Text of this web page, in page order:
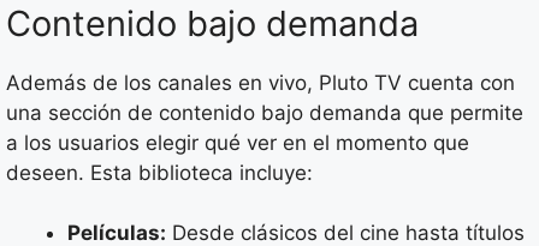
Contenido bajo demanda
Además de los canales en vivo, Pluto TV cuenta con
una sección de contenido bajo demanda que permite
a los usuarios elegir qué ver en el momento que
deseen. Esta biblioteca incluye:
Películas: Desde clásicos del cine hasta títulos